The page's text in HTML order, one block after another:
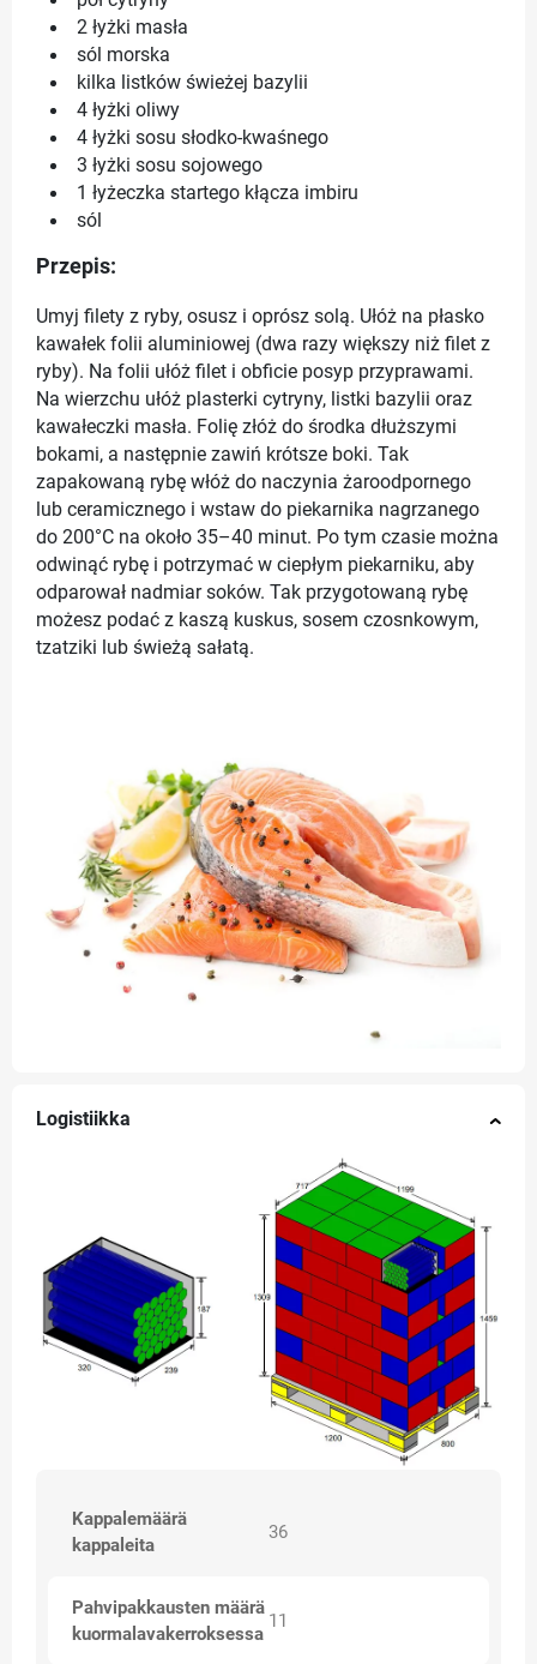
2 łyżki masła
sól morska
kilka listków świeżej bazylii
4 łyżki oliwy
4 łyżki sosu słodko-kwaśnego
3 łyżki sosu sojowego
1 łyżeczka startego kłącza imbiru
sól
Przepis:
Umyj filety z ryby, osusz i oprósz solą. Ułóż na płasko
kawałek folii aluminiowej (dwa razy większy niż filet z
ryby). Na folii ułóż filet i obficie posyp przyprawami.
Na wierzchu ułóż plasterki cytryny, listki bazylii oraz
kawałeczki masła. Folię złóż do środka dłuższymi
bokami, a następnie zawiń krótsze boki. Tak
zapakowaną rybę włóż do naczynia żaroodpornego
lub ceramicznego i wstaw do piekarnika nagrzanego
do 200°C na około 35–40 minut. Po tym czasie można
odwinąć rybę i potrzymać w ciepłym piekarniku, aby
odparował nadmiar soków. Tak przygotowaną rybę
możesz podać z kaszą kuskus, sosem czosnkowym,
tzatziki lub świeżą sałatą.
Logistiikka
Kappalemäärä
kappaleita
36
Pahvipakkausten määrä
kuormalavakerroksessa
11